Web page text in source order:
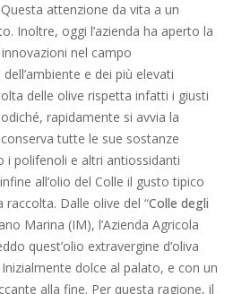
attenzione da vita a un
Inoltre, oggi l’azienda ha aperto la
nel campo
e dei più elevati
delle olive rispetta infatti i giusti
rapidamente si avvia la
tutte le sue sostanze
i polifenoli e altri antiossidanti
all’olio del Colle il gusto tipico
raccolta. Dalle olive del “Colle degli
Marina (IM), l’Azienda Agricola
quest’olio extravergine d’oliva
dolce al palato, e con un
alla fine. Per questa ragione, il